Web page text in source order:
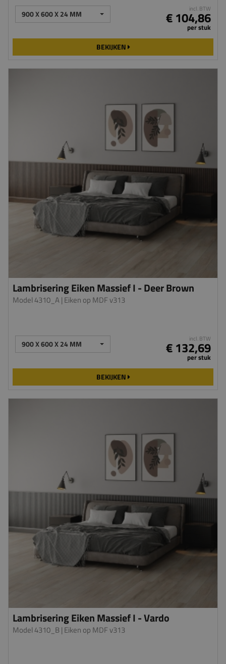
900 X 600 X 24 MM incl. BTW
€ 104,86
per stuk
BEKIJKEN
Lambrisering Eiken Massief I - Deer Brown
Model 4310_A| Eiken op MDF v313
900 X 600 X 24 MM incl. BTW
€ 132,69
per stuk
BEKIJKEN
Lambrisering Eiken Massief I - Vardo
Model 4310_B| Eiken op MDF v313